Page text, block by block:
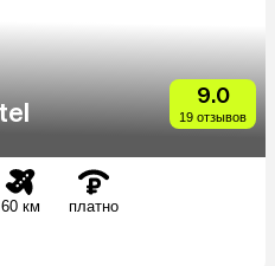
9.0
19 отзывов
60 км платно